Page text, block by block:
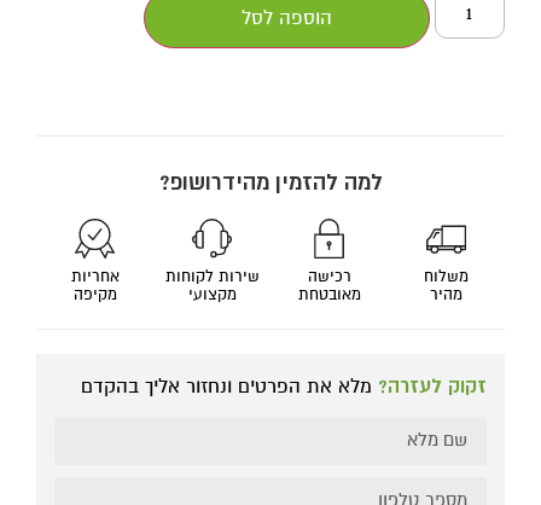
הוספה לסל
למה להזמין מהידרושופ?
משלוח
מהיר
רכישה
מאובטחת
שירות לקוחות
מקצועי
אחריות
מקיפה
זקוק לעזרה? מלא את הפרטים ונחזור אליך בהקדם